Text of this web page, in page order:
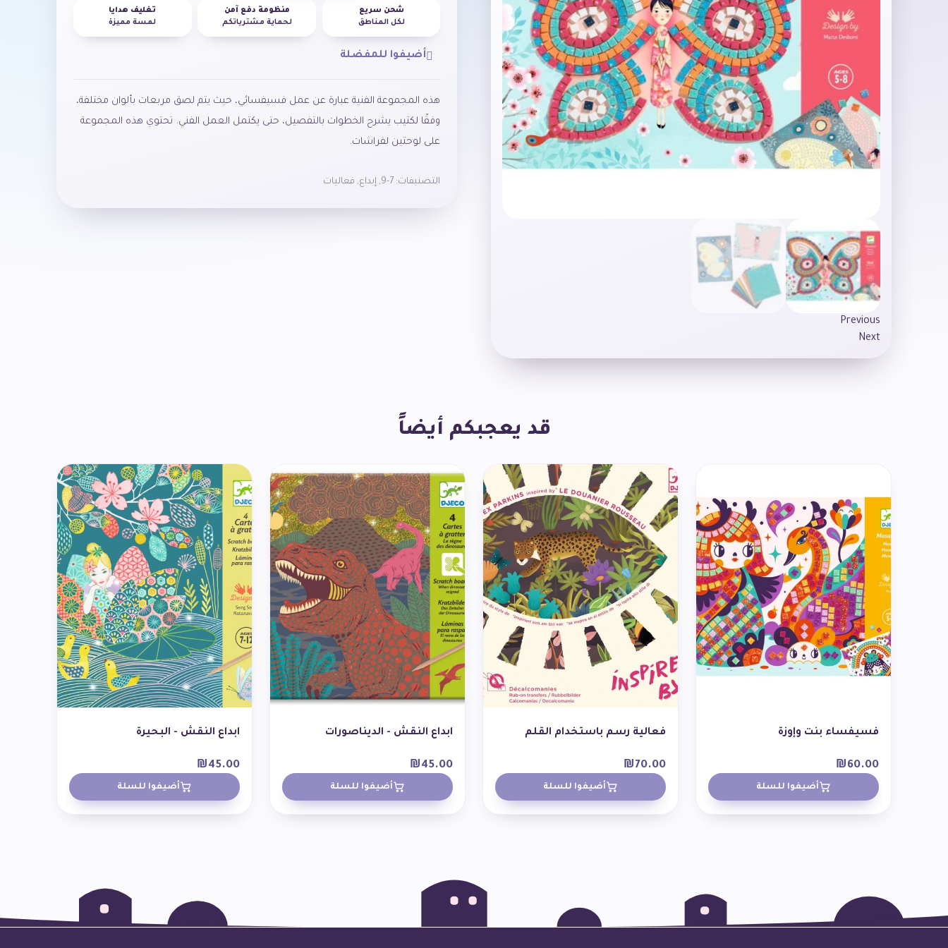
Previous
Next
شحن سريع
لكل المناطق
منظومة دفع آمن
لحماية مشترياتكم
تغليف هدايا
لمسة مميزة
أضيفوا للمفضلة
هذه المجموعة الفنية عبارة عن عمل فسيفسائي، حيث يتم لصق مربعات بألوان مختلفة،
وفقًا لكتيب يشرح الخطوات بالتفصيل، حتى يكتمل العمل الفني. تحتوي هذه المجموعة
على لوحتين لفراشات.
التصنيفات: 7-9
, إبداع, فعاليات
قد يعجبكم أيضاً
فسيفساء بنت وإوزة
₪60.00
أضيفوا للسلة
فعالية رسم باستخدام القلم
₪70.00
أضيفوا للسلة
ابداع النقش - الديناصورات
₪45.00
أضيفوا للسلة
ابداع النقش - البحيرة
₪45.00
أضيفوا للسلة